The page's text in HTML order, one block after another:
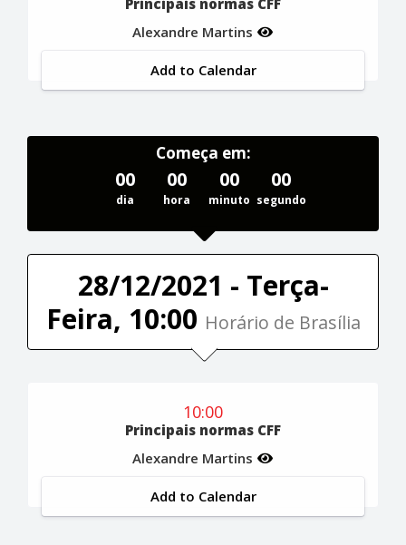
Alexandre Martins
Add to Calendar
Começa em:
00
dia
00
hora
00
minuto
00
segundo
28/12/2021 - Terça-
Feira, 10:00 Horário de Brasília
10:00
Principais normas CFF
Alexandre Martins
Add to Calendar